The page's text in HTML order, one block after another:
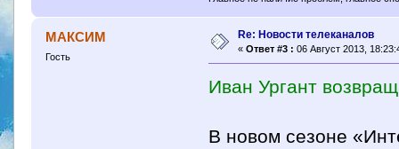
МАКСИМ
Гость
Re: Новости телеканалов
« Ответ #3 : 06 Август 2013,
Иван Ургант
В новом сезоне